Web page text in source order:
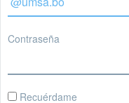
Contraseña
Recuérdame